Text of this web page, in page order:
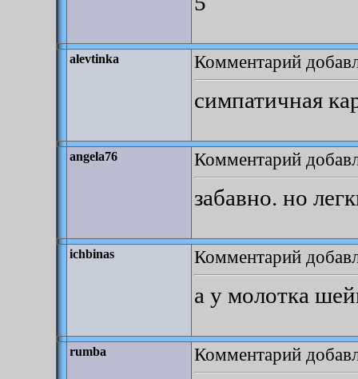
alevtinka Комментарий
симпатичная
angela76 Комментарий
забавно. но
ichbinas Комментарий
а у молотка
rumba Комментарий